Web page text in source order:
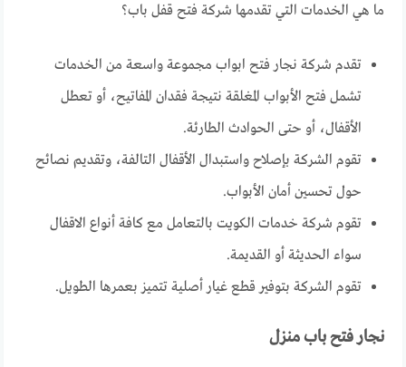
ما هي الخدمات التي تقدمها شركة فتح قفل باب؟
تقدم شركة نجار فتح ابواب مجموعة واسعة من الخدمات
تشمل فتح الأبواب المغلقة نتيجة فقدان المفاتيح، أو تعطل
الأقفال، أو حتى الحوادث الطارئة.
تقوم الشركة بإصلاح واستبدال الأقفال التالفة، وتقديم نصائح
حول تحسين أمان الأبواب.
تقوم شركة خدمات الكويت بالتعامل مع كافة أنواع الاقفال
سواء الحديثة أو القديمة.
تقوم الشركة بتوفير قطع غيار أصلية تتميز بعمرها الطويل.
نجار فتح باب منزل